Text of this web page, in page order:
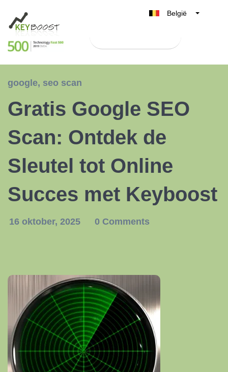
België
Nederland
España
google, seo scan
Gratis Google SEO
Scan: Ontdek de
Sleutel tot Online
Succes met Keyboost
16 oktober, 2025 0 Comments